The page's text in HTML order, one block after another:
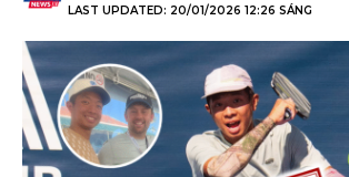
LAST UPDATED: 20/01/2026 12:26 SÁNG